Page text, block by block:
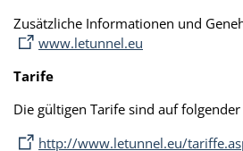
Zusätzliche Informationen und
www.letunnel.eu
Tarife
Die gültigen Tarife sind auf
http://www.letunnel.eu/